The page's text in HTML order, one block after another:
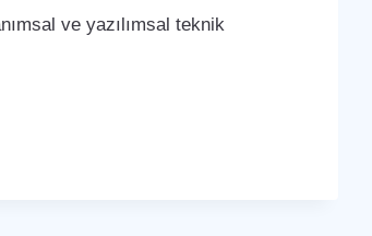
ve yazılımsal teknik